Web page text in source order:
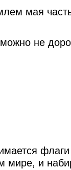
мая
не
мире, и